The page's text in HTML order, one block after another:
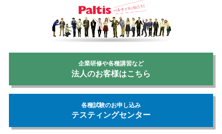
企業研修や各種講習など
法人のお客様はこちら
各種試験のお申し込み
テスティングセンター